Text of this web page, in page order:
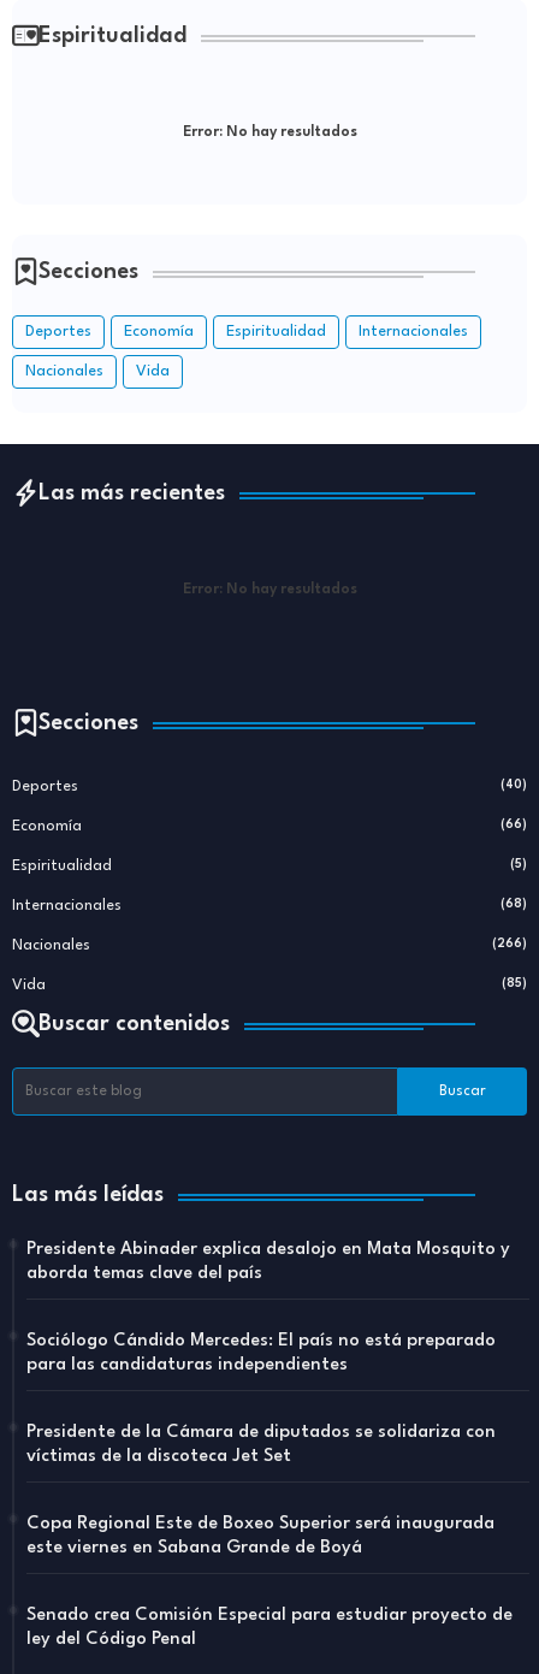
Espiritualidad
Error:No hay resultados
Secciones
Deportes Economía Espiritualidad Internacionales
Nacionales Vida
Las más recientes
Error: No hay resultados
Secciones
Deportes (40)
Economía (66)
Espiritualidad (5)
Internacionales (68)
Nacionales (266)
Vida (85)
Buscar contenidos
Las más leídas
Presidente Abinader explica desalojo en Mata Mosquito y
aborda temas clave del país
Sociólogo Cándido Mercedes: El país no está preparado
para las candidaturas independientes
Presidente de la Cámara de diputados se solidariza con
víctimas de la discoteca Jet Set
Copa Regional Este de Boxeo Superior será inaugurada
este viernes en Sabana Grande de Boyá
Senado crea Comisión Especial para estudiar proyecto de
ley del Código Penal